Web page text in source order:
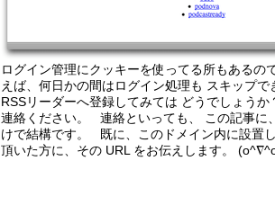
ログイン管理にクッキーを使ってる所もあるの
えば、何日かの間はログイン処理も スキップ
RSSリーダーへ登録してみては どうでしょう
連絡ください。 連絡といっても、 この記事に
けで結構です。 既に、このドメイン内に設置
頂いた方に、その URL をお伝えします。